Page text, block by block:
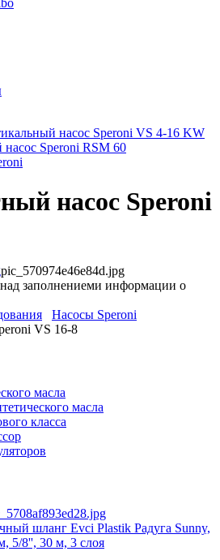
насос Speroni VS 4-16 KW
Speroni RSM 60
насос Speroni
pic_570974e46e84d.jpg
заполнениеми информации о
Насосы Speroni
VS 16-8
масла
масла
класса
шланг Evci Plastik Радуга Sunny,
5/8'', 30 м, 3 слоя